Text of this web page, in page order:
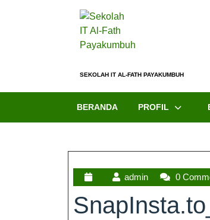
SEKOLAH IT AL-FATH PAYAKUMBUH
BERANDA PROFIL
admin 0